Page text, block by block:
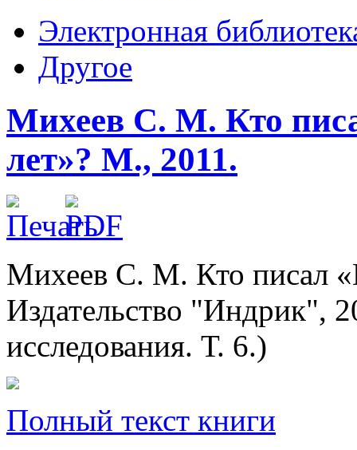
Электронная
Другое
Михеев С. М. Кто
лет»? М., 2011.
Михеев С. М. Кто писал
Издательство "Индрик",
исследования. Т. 6.)
Полный текст книги